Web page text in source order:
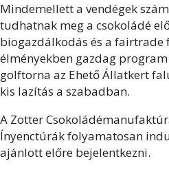
Mindemellett a vendégek
tudhatnak meg a csokoládé
biogazdálkodás és a fairtrade
élményekben gazdag
golftorna az Ehető Állatkert
kis lazítás a szabadban.
A Zotter
Ínyenctúrák folyamatosan
ajánlott előre bejelentkezni.